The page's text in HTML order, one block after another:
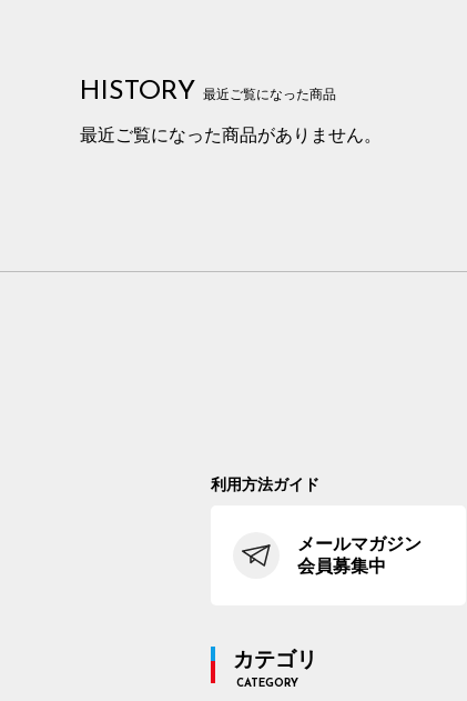
HISTORY 最近ご覧になった商品
最近ご覧になった商品がありません。
利用方法ガイド
メールマガジン
会員募集中
カテゴリ
CATEGORY